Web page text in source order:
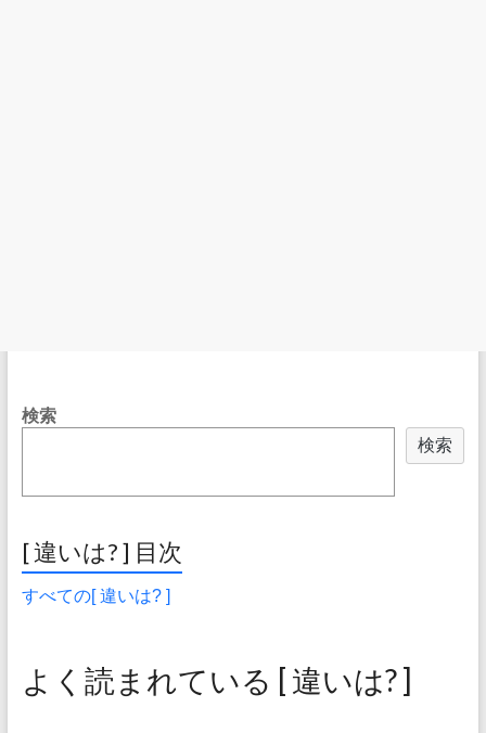
検索
検索
[ 違いは? ] 目次
すべての[ 違いは? ]
よく読まれている [ 違いは? ]